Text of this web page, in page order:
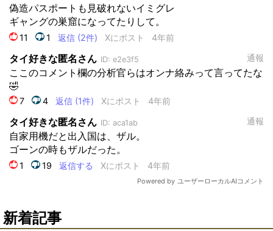
新着記事